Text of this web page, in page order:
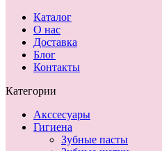
Каталог
О нас
Доставка
Блог
Контакты
Категории
Акссесуары
Гигиена
Зубные пасты